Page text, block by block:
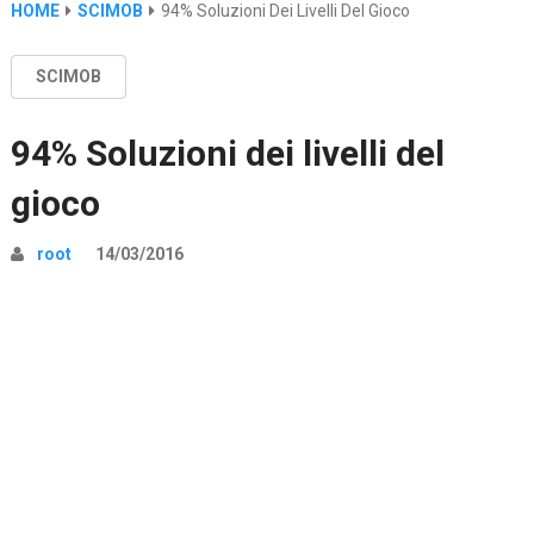
HOME SCIMOB 94% Soluzioni Dei Livelli Del Gioco
SCIMOB
94% Soluzioni dei livelli del
gioco
root 14/03/2016